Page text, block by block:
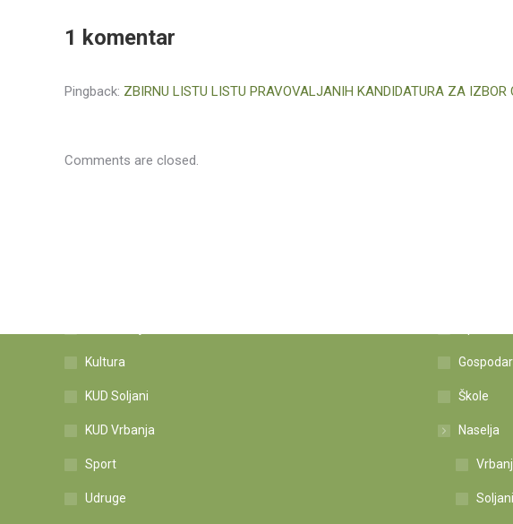
1 komentar
Pingback: ZBIRNU LISTU LISTU PRAVOVALJANIH KANDIDATURA ZA
Comments are closed.
Kultura
KUD Soljani
KUD Vrbanja
Sport
Udruge
Škole
Naselja
Soljani